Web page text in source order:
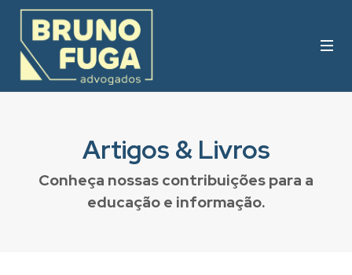
Artigos & Livros
Conheça nossas contribuições para a
educação e informação.